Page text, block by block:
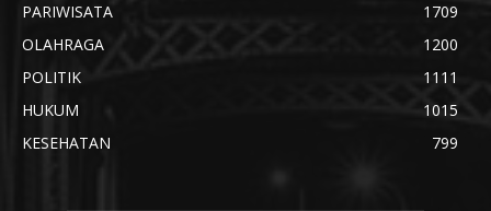
PARIWISATA
1709
OLAHRAGA
1200
POLITIK
1111
HUKUM
1015
KESEHATAN
799